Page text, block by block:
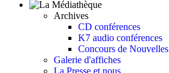
Archives
CD conférences
K7 audio conférences
Concours de Nouvelles
Galerie d'affiches